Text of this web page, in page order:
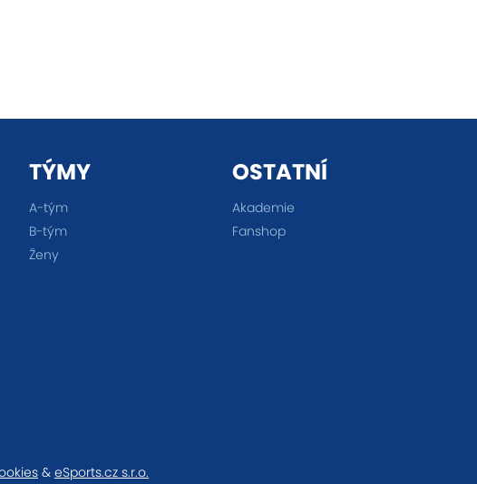
TÝMY
A-tým
B-tým
Ženy
OSTATNÍ
Akademie
Fanshop
& eSports.cz s.r.o.